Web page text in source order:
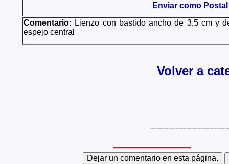
Enviar como
Comentario: Lienzo con bastido ancho de 3,5 cm y
espejo central
Volver a